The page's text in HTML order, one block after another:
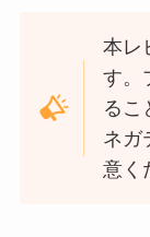
本レ
す。
るこ
ネガ
意く